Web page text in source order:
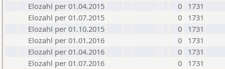
Elozahl per 01.04.2015
0
1731
Elozahl per 01.07.2015
0
1731
Elozahl per 01.10.2015
0
1731
Elozahl per 01.01.2016
0
1731
Elozahl per 01.04.2016
0
1731
Elozahl per 01.07.2016
0
1731